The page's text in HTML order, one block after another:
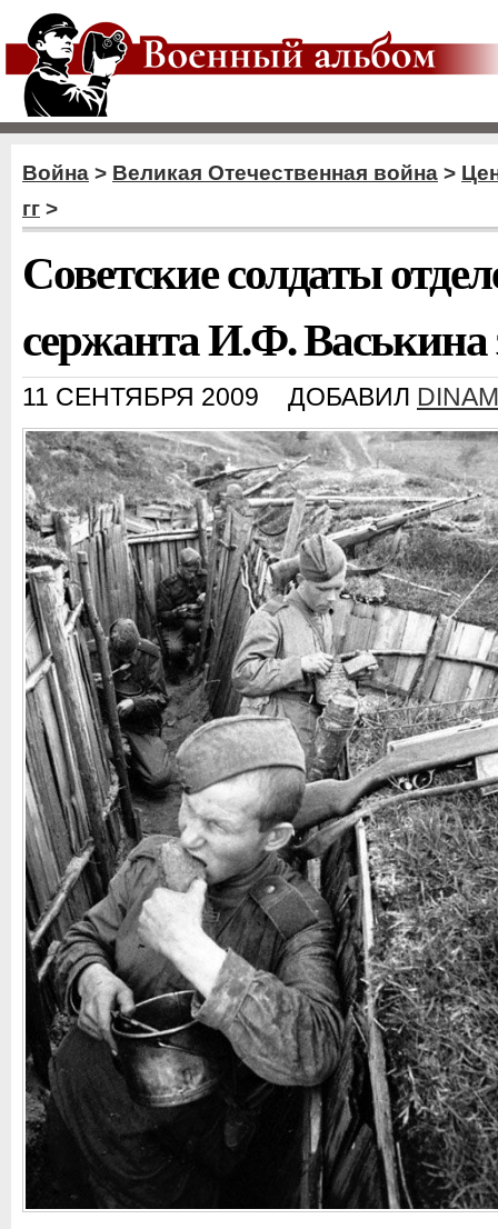
Война > Великая Отечественная война >
гг >
Советские солдаты
сержанта И.Ф. Васькина
11 СЕНТЯБРЯ 2009 ДОБАВИЛ